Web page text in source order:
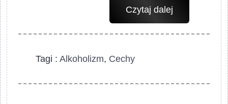
Czytaj dalej
Objawy
Alkoholizmu
Tagi : Alkoholizm, Cechy